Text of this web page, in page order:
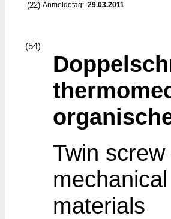
(22) Anmeldetag: 29.03.2011
(54)
Twin
materials